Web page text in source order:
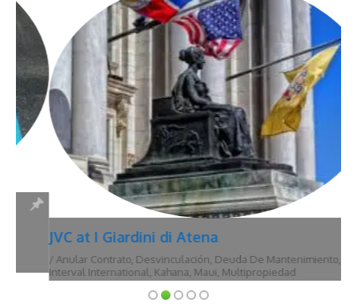
JVC at I Giardini di Atena
Anular Contrato,Desvinculación,Deuda De Mantenimiento,Hawái,
Interval International,Kahana,Maui,Multipropiedad